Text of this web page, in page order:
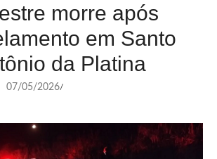
morre após
em Santo
da Platina
07/05/2026/